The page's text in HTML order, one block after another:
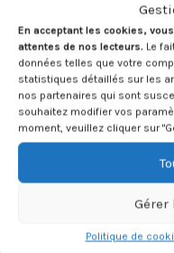
En acceptant les cookies,
attentes de nos lecteurs. Le
données telles que votre
statistiques détaillés sur les
nos partenaires qui sont
souhaitez modifier vos
moment, veuillez cliquer sur
Gérer
Politique de
Privilégiez les
fruits , viandes
en omega-3,
maquereau,
végétales (colza,
Vos muscles
suffisamment de
reconstruction de
fonte musculaire.